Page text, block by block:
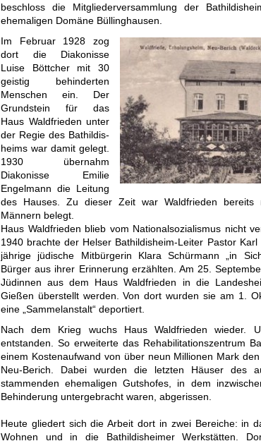
beschloss die Mitgliederversammlung der
ehemaligen Domäne Büllinghausen.
Im Februar 1928 zog
dort die Diakonisse
Luise Böttcher mit 30
geistig behinderten
Menschen ein. Der
Grundstein für das
Haus Waldfrieden unter
der Regie des Bathildis-
heims war damit gelegt.
1930 übernahm
Diakonisse Emilie
Engelmann die Leitung
des Hauses. Zu dieser Zeit war Waldfrieden
Männern belegt.
Haus Waldfrieden blieb vom Nationalsozialismus nicht
1940 brachte der Helser Bathildisheim-Leiter Pastor
jährige jüdische Mitbürgerin Klara Schürmann „in
Bürger aus ihrer Erinnerung erzählten. Am 25.
Jüdinnen aus dem Haus Waldfrieden in die
Gießen überstellt werden. Von dort wurden sie am 1.
eine „Sammelanstalt“ deportiert.
Nach dem Krieg wuchs Haus Waldfrieden wieder.
entstanden. So erweiterte das Rehabilitationszentrum
einem Kostenaufwand von über neun Millionen Mark
Neu-Berich. Dabei wurden die letzten Häuser des
stammenden ehemaligen Gutshofes, in dem
Behinderung untergebracht waren, abgerissen.
Heute gliedert sich die Arbeit dort in zwei Bereiche: in
Wohnen und in die Bathildisheimer Werkstätten.